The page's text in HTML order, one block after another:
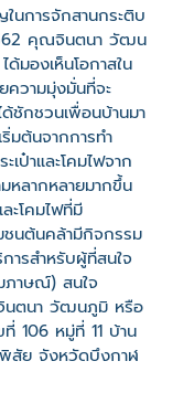
นการจักสานกระติบ
คุณจินตนา วัฒน
มองเห็นโอกาสใน
ความมุ่งมั่นที่จะ
ชักชวนเพื่อนบ้านมา
ต้นจากการทำ
ป๋าและโคมไฟจาก
ลากหลายมากขึ้น
ะโคมไฟที่มี
นต้นคล้ามีกิจกรรม
ารสำหรับผู้ที่สนใจ
ภาษณ์) สนใจ
นตนา วัฒนภูมิ หรือ
106 หมู่ที่ 11 บ้าน
สัย จังหวัดบึงกาฬ